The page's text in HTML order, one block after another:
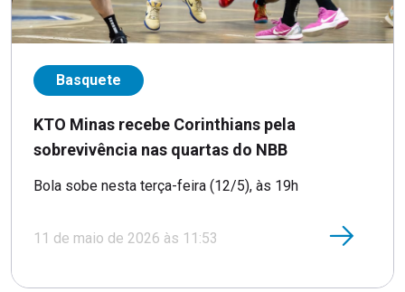
Basquete
KTO Minas recebe Corinthians pela
sobrevivência nas quartas do NBB
Bola sobe nesta terça-feira (12/5), às 19h
11 de maio de 2026 às 11:53